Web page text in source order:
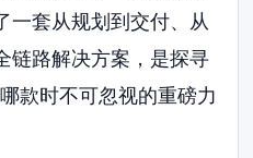
一套从规划到交付、从
链路解决方案，是探寻
款时不可忽视的重磅力